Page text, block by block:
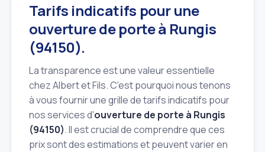
Tarifs indicatifs pour une
ouverture de porte à Rungis
(94150).
La transparence est une valeur essentielle
chez Albert et Fils. C'est pourquoi nous tenons
à vous fournir une grille de tarifs indicatifs pour
nos services d'ouverture de porte à Rungis
(94150). Il est crucial de comprendre que ces
prix sont des estimations et peuvent varier en